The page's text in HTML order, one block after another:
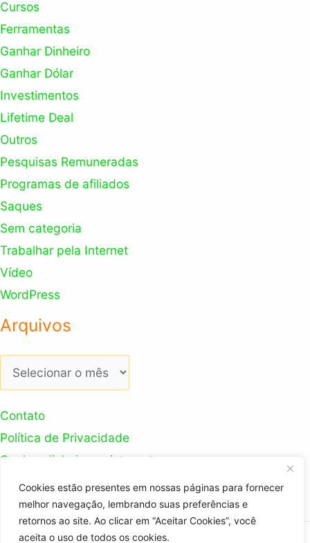
Cookies estão presentes em nossas páginas para fornecer
melhor navegação, lembrando suas preferências e
retornos ao site. Ao clicar em “Aceitar Cookies”, você
aceita o uso de todos os cookies.
Cursos
Ferramentas
Ganhar Dinheiro
Ganhar Dólar
Investimentos
Lifetime Deal
Outros
Pesquisas Remuneradas
Programas de afiliados
Saques
Sem categoria
Trabalhar pela Internet
Vídeo
WordPress
Arquivos
Arquivos
Contato
Política de Privacidade
Ganhar dinheiro na internet
Nosso Canal Youtube